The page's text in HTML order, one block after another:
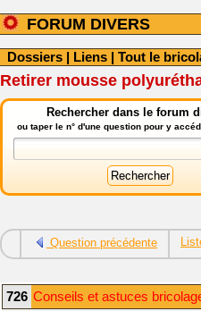
FORUM DIVERS
Dossiers | Liens | Tout le
Retirer mousse
Rechercher dans le forum
ou taper le n° d'une question pour y
Question précédente
726 Conseils et astuces